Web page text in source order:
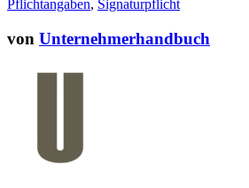
Pflichtangaben, Signaturpflicht
von Unternehmerhandbuch